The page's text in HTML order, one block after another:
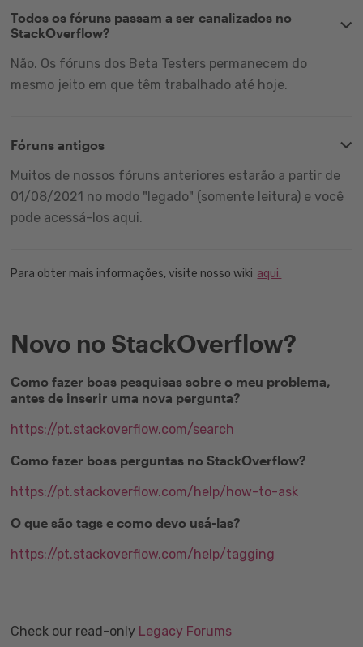
Todos os fóruns passam a ser canalizados no
StackOverflow?
Não. Os fóruns dos Beta Testers permanecem do
mesmo jeito em que têm trabalhado até hoje.
Fóruns antigos
Muitos de nossos fóruns anteriores estarão a partir de
01/08/2021 no modo "legado" (somente leitura) e você
pode acessá-los aqui.
Para obter mais informações, visite nosso wiki aqui.
Novo no StackOverflow?
Como fazer boas pesquisas sobre o meu problema,
antes de inserir uma nova pergunta?
https://pt.stackoverflow.com/search
Como fazer boas perguntas no StackOverflow?
https://pt.stackoverflow.com/help/how-to-ask
O que são tags e como devo usá-las?
https://pt.stackoverflow.com/help/tagging
Check our read-only Legacy Forums